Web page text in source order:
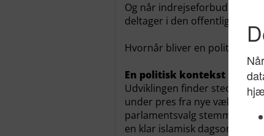
Og når indrejseforbud i
deltager i den offentlige
Hvornår bliver en politisk
En politisk kontekst
Udviklingen finder sted i et
under pres fra nye
parlamentsvalg stemmer i
en klar islamisk dagsorden